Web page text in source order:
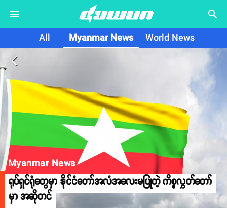
search
All Myanmar News World News
arrow_back_ios
Myanmar News
ရုပ်ရှင်ရုံတွေမှာ နိုင်ငံတော်အလံအလေးမပြုတဲ့ ကိစ္စလွှတ်တော်
မှာ အဆိုတင်